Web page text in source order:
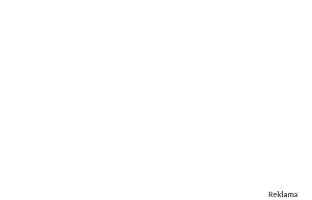
Reklama